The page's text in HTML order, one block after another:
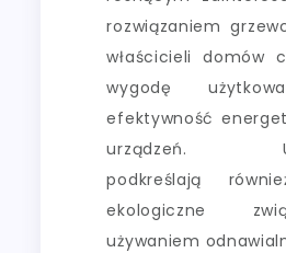
rozwiązaniem
właścicieli domów
wygodę
efektywność
urządzeń.
podkreślają
ekologiczne
używaniem